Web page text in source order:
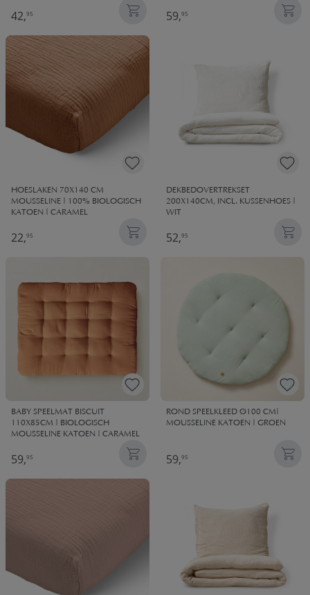
42,95 59,95
HOESLAKEN 70X140 CM
MOUSSELINE | 100% BIOLOGISCH
KATOEN | CARAMEL
22,95
DEKBEDOVERTREKSET
200X140CM, INCL. KUSSENHOES |
WIT
52,95
BABY SPEELMAT BISCUIT
110X85CM | BIOLOGISCH
MOUSSELINE KATOEN | CARAMEL
59,95
ROND SPEELKLEED Ø100 CM|
MOUSSELINE KATOEN | GROEN
59,95